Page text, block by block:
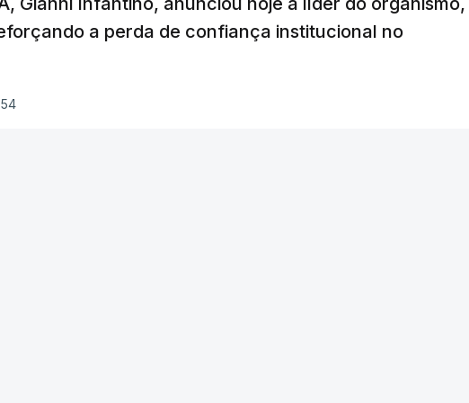
que Daniel Bragança e Pedro Gonçalves não estão
a perda de confiança institucional no